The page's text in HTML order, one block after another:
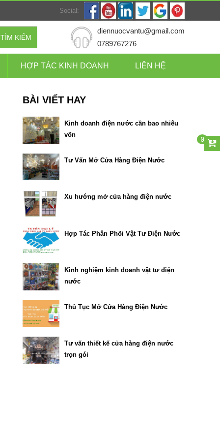
Social:
TÌM KIẾM
diennuocvantu@gmail.com
0789767276
0
HỢP TÁC KINH DOANH LIÊN HỆ
BÀI VIẾT HAY
Kinh doanh điện nước cần bao nhiêu
vốn
Tư Vấn Mở Cửa Hàng Điện Nước
Xu hướng mở cửa hàng điện nước
Hợp Tác Phân Phối Vật Tư Điện Nước
Kinh nghiệm kinh doanh vật tư điện
nước
Thủ Tục Mở Cửa Hàng Điện Nước
Tư vấn thiết kế cửa hàng điện nước
trọn gói